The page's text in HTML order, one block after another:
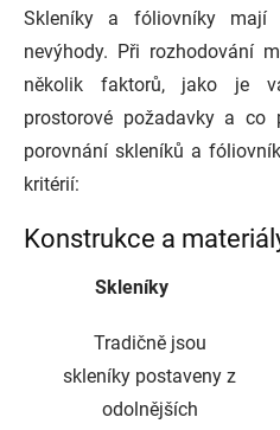
Skleníky a fóliovníky mají
nevýhody. Při rozhodování
několik faktorů, jako je
prostorové požadavky a co
porovnání skleníků a
kritérií:
Konstrukce a
Skleníky
Tradičně jsou
skleníky postaveny z
odolnějších